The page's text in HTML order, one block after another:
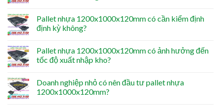
Pallet nhựa 1200x1000x120mm có cần kiểm định
định kỳ không?
Pallet nhựa 1200x1000x120mm có ảnh hưởng đến
tốc độ xuất nhập kho?
Doanh nghiệp nhỏ có nên đầu tư pallet nhựa
1200x1000x120mm?